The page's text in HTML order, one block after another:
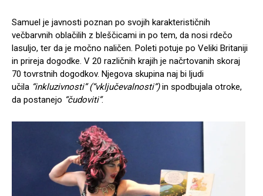
Samuel je javnosti poznan po svojih karakterističnih
večbarvnih oblačilih z bleščicami in po tem, da nosi rdečo
lasuljo, ter da je močno naličen. Poleti potuje po Veliki Britaniji
in prireja dogodke. V 20 različnih krajih je načrtovanih skoraj
70 tovrstnih dogodkov. Njegova skupina naj bi ljudi
učila “inkluzivnosti” (“vključevalnosti”)in spodbujala otroke,
da postanejo “čudoviti”.